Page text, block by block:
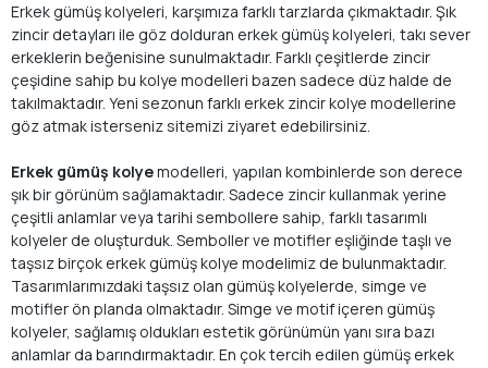
Erkek gümüş kolyeleri, karşımıza farklı tarzlarda çıkmaktadır. Şık
zincir detayları ile göz dolduran erkek gümüş kolyeleri, takı sever
erkeklerin beğenisine sunulmaktadır. Farklı çeşitlerde zincir
çeşidine sahip bu kolye modelleri bazen sadece düz halde de
takılmaktadır. Yeni sezonun farklı erkek zincir kolye modellerine
göz atmak isterseniz sitemizi ziyaret edebilirsiniz.
Erkek gümüş kolyemodelleri, yapılan kombinlerde son derece
şık bir görünüm sağlamaktadır. Sadece zincir kullanmak yerine
çeşitli anlamlar veya tarihi sembollere sahip, farklı tasarımlı
kolyeler de oluşturduk. Semboller ve motifler eşliğinde taşlı ve
taşsız birçok erkek gümüş kolye modelimiz de bulunmaktadır.
Tasarımlarımızdaki taşsız olan gümüş kolyelerde, simge ve
motifler ön planda olmaktadır. Simge ve motif içeren gümüş
kolyeler, sağlamış oldukları estetik görünümün yanı sıra bazı
anlamlar da barındırmaktadır. En çok tercih edilen gümüş erkek